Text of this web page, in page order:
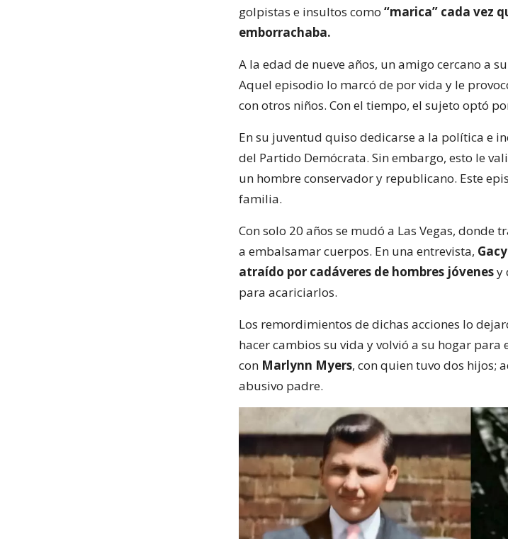
golpistas e insultos como “marica” cada vez
emborrachaba.
A la edad de nueve años, un amigo cercano a
Aquel episodio lo marcó de por vida y le
con otros niños. Con el tiempo, el sujeto optó
En su juventud quiso dedicarse a la política e
del Partido Demócrata. Sin embargo, esto le
un hombre conservador y republicano. Este
familia.
Con solo 20 años se mudó a Las Vegas,
a embalsamar cuerpos. En una entrevista,
atraído por cadáveres de hombres jóvenesy
para acariciarlos.
Los remordimientos de dichas acciones lo
hacer cambios su vida y volvió a su hogar para
con Marlynn Myers, con quien tuvo dos hijos;
abusivo padre.